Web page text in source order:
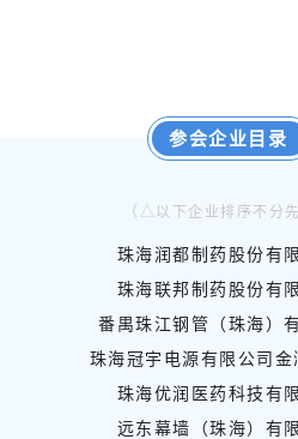
参会企业目录
（△以下企业排序不分
珠海润都制药股份有
珠海联邦制药股份有
番禺珠江钢管（珠海）
珠海冠宇电源有限公司金
珠海优润医药科技有
远东幕墙（珠海）有